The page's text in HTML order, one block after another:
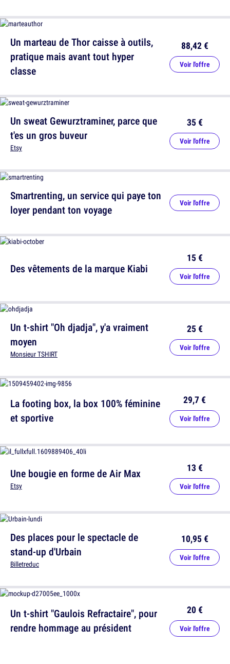
Un marteau de Thor caisse à outils,
pratique mais avant tout hyper
classe
88,42 €
Voir l'offre
Smartrenting, un service qui paye ton
loyer pendant ton voyage
Voir l'offre
Un t-shirt "Oh djadja", y'a vraiment
moyen
Monsieur TSHIRT
25 €
Voir l'offre
Une bougie en forme de Air Max
Etsy
13 €
Voir l'offre
Un t-shirt "Gaulois Refractaire", pour
rendre hommage au président
20 €
Voir l'offre
Un sweat Gewurztraminer, parce que
t'es un gros buveur
Etsy
35 €
Voir l'offre
Des vêtements de la marque Kiabi
15 €
Voir l'offre
La footing box, la box 100% féminine
et sportive
29,7 €
Voir l'offre
Des places pour le spectacle de
stand-up d'Urbain
Billetreduc
10,95 €
Voir l'offre